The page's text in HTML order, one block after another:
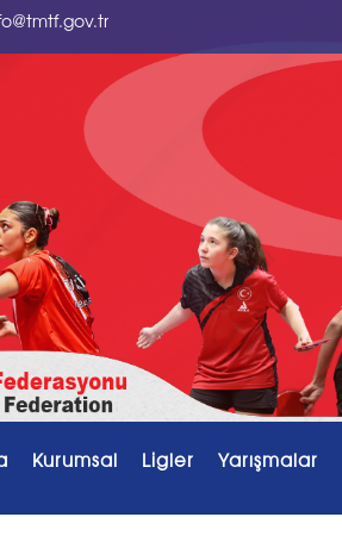
Kurumsal Ligler Yarışmalar